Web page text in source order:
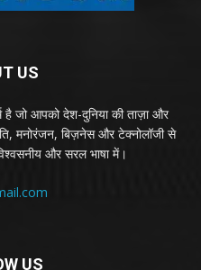
US
जो आपको देश-दुनिया की ताज़ा और
मनोरंजन, बिज़नेस और टेक्नोलॉजी से
और सरल भाषा में।
US